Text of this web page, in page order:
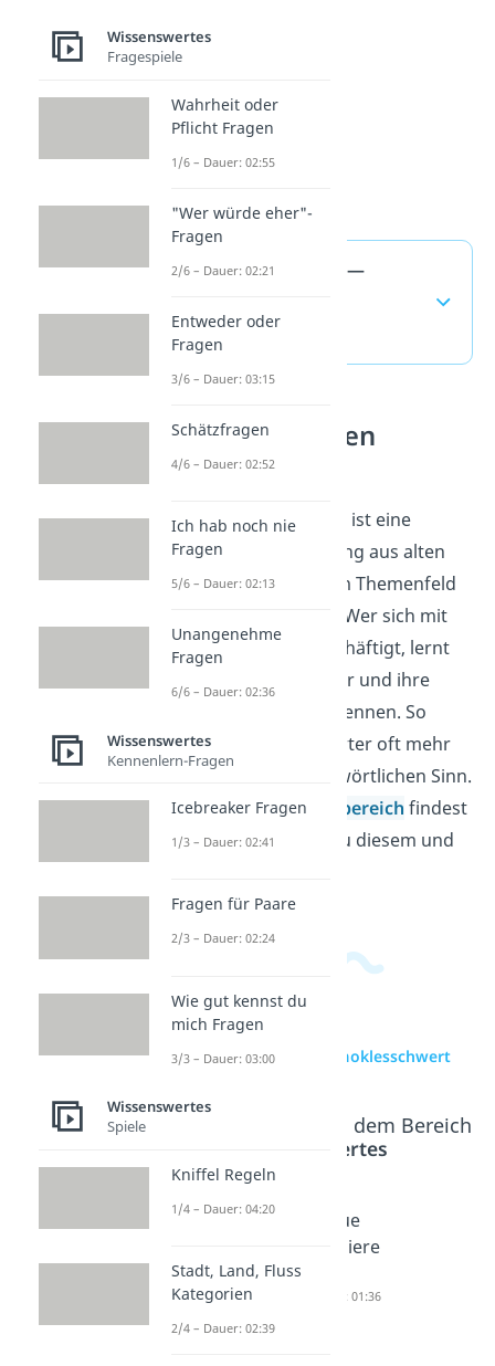
Damoklesschwert —
(ausklappen)
Redewendungen
verstehen
Das Damoklesschwert ist eine
bekannte Redewendung aus alten
Sagen und gehört zum Themenfeld
der Redewendungen. Wer sich mit
Redewendungen beschäftigt, lernt
feste sprachliche Bilder und ihre
Bedeutung im Alltag kennen. So
erkennst du, dass Wörter oft mehr
meinen als nur ihren wörtlichen Sinn.
ImAllgemeinwissensbereich findest
du passende Videos zu diesem und
zur Videoseite: Damoklesschwert
Beliebte Inhalte aus dem Bereich
Wissenswertes
Büchse
Pandora
Dauer: 03:10
Heureka
Revue
passiere
Dauer: 01:36
Wissenswertes
Fragespiele
Wahrheit oder
Pflicht Fragen
1/6 – Dauer: 02:55
"Wer würde eher"-
Fragen
2/6 – Dauer: 02:21
Entweder oder
Fragen
3/6 – Dauer: 03:15
Schätzfragen
4/6 – Dauer: 02:52
Ich hab noch nie
Fragen
5/6 – Dauer: 02:13
Unangenehme
Fragen
6/6 – Dauer: 02:36
Wissenswertes
Kennenlern-Fragen
Icebreaker Fragen
1/3 – Dauer: 02:41
Fragen für Paare
2/3 – Dauer: 02:24
Wie gut kennst du
mich Fragen
3/3 – Dauer: 03:00
Wissenswertes
Spiele
Kniffel Regeln
1/4 – Dauer: 04:20
Stadt, Land, Fluss
Kategorien
2/4 – Dauer: 02:39